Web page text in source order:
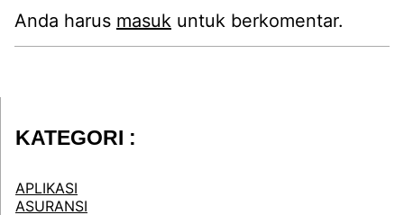
Anda harus masuk untuk berkomentar.
KATEGORI :
APLIKASI
ASURANSI